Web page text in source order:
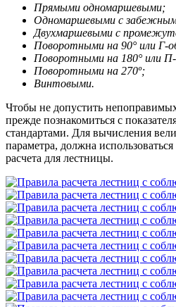
Прямыми одномаршевыми;
Одномаршевыми с
Двухмаршевыми с
Поворотными на 90° или Г-
Поворотными на 180° или
Поворотными на 270º;
Винтовыми.
Чтобы не допустить
прежде познакомиться с
стандартами. Для вычисления
параметра, должна
расчета для лестницы.